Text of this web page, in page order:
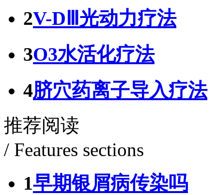
2V-DⅢ光动力疗法
3O3水活化疗法
4脐穴药离子导入疗法
推荐阅读
/ Features sections
1早期银屑病传染吗